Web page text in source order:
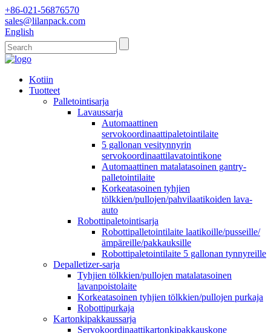
+86-021-56876570
sales@lilanpack.com
English
Kotiin
Tuotteet
Palletointisarja
Lavaussarja
Automaattinen
servokoordinaattipaletointilaite
5 gallonan vesitynnyrin
servokoordinaattilavatointikone
Automaattinen matalatasoinen gantry-
palletointilaite
Korkeatasoinen tyhjien
tölkkien/pullojen/pahvilaatikoiden lava-
auto
Robottipaletointisarja
Robottipalletointilaite laatikoille/pusseille/
ämpäreille/pakkauksille
Robottipaletointilaite 5 gallonan tynnyreille
Depalletizer-sarja
Tyhjien tölkkien/pullojen matalatasoinen
lavanpoistolaite
Korkeatasoinen tyhjien tölkkien/pullojen purkaja
Robottipurkaja
Kartonkipakkaussarja
Servokoordinaattikartonkipakkauskone